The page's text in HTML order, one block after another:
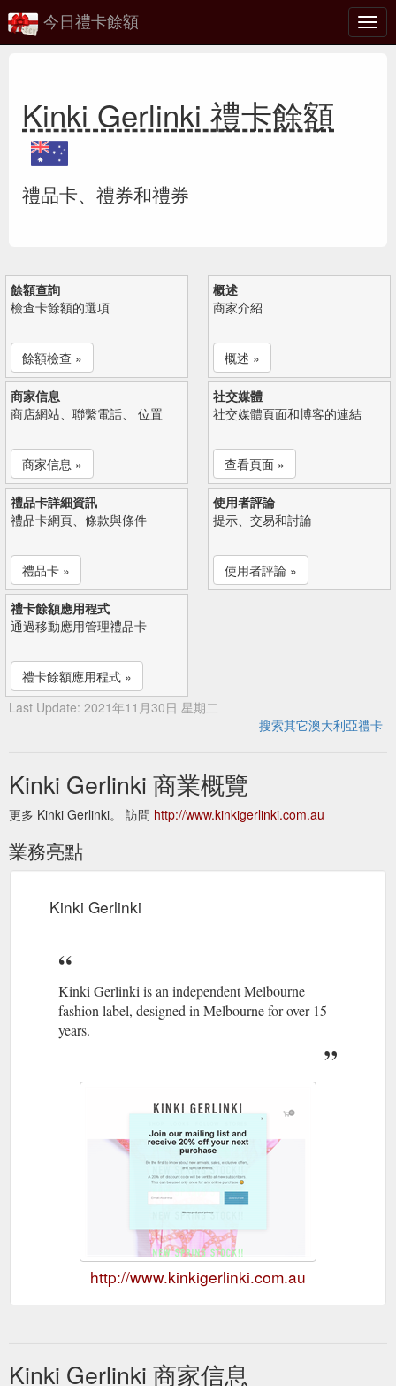
切
換
今日禮卡餘額
Kinki Gerlinki 禮卡餘額
禮品卡、禮券和禮券
餘額查詢
檢查卡餘額的選項
餘額檢查 »
概述
商家介紹
概述 »
商家信息
商店網站、聯繫電話、 位置
商家信息 »
社交媒體
社交媒體頁面和博客的連結
查看頁面 »
禮品卡詳細資訊
禮品卡網頁、條款與條件
禮品卡 »
使用者評論
提示、交易和討論
使用者評論 »
禮卡餘額應用程式
通過移動應用管理禮品卡
禮卡餘額應用程式 »
Last Update: 2021年11月30日 星期二
搜索其它澳大利亞禮卡
Kinki Gerlinki 商業概覽
更多 Kinki Gerlinki。 訪問 http://www.kinkigerlinki.com.au
業務亮點
Kinki Gerlinki
Kinki Gerlinki is an independent Melbourne
fashion label, designed in Melbourne for over 15
years.
http://www.kinkigerlinki.com.au
Kinki Gerlinki 商家信息